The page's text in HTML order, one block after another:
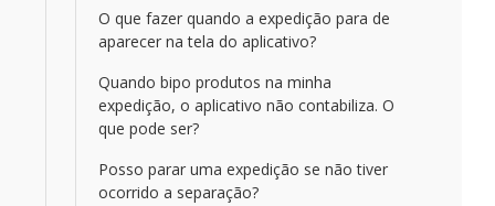
O que fazer quando a expedição para de
aparecer na tela do aplicativo?
Quando bipo produtos na minha
expedição, o aplicativo não contabiliza. O
que pode ser?
Posso parar uma expedição se não tiver
ocorrido a separação?